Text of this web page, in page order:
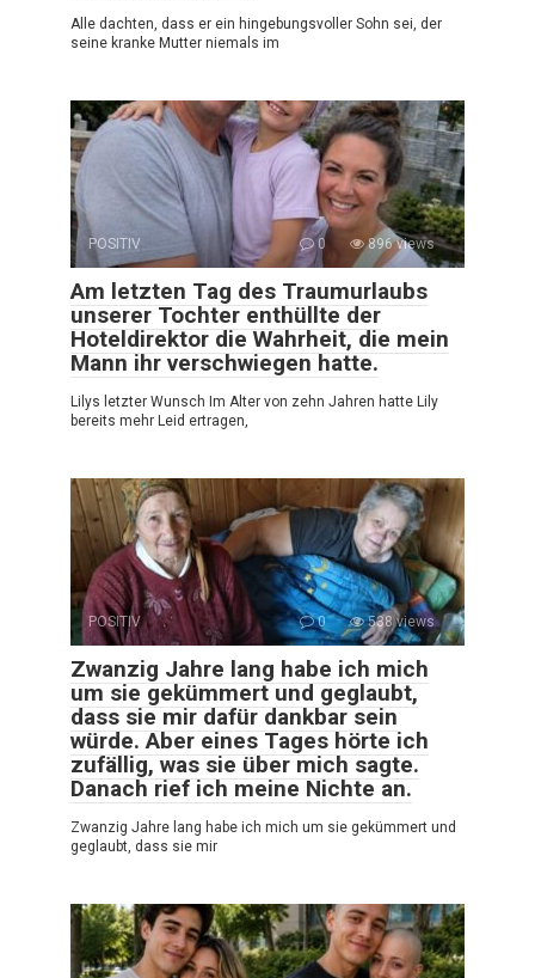
Alle dachten, dass er ein hingebungsvoller Sohn sei, der
seine kranke Mutter niemals im
POSITIV 0 896 views
Am letzten Tag des Traumurlaubs
unserer Tochter enthüllte der
Hoteldirektor die Wahrheit, die mein
Mann ihr verschwiegen hatte.
Lilys letzter Wunsch Im Alter von zehn Jahren hatte Lily
bereits mehr Leid ertragen,
POSITIV 0 538 views
Zwanzig Jahre lang habe ich mich
um sie gekümmert und geglaubt,
dass sie mir dafür dankbar sein
würde. Aber eines Tages hörte ich
zufällig, was sie über mich sagte.
Danach rief ich meine Nichte an.
Zwanzig Jahre lang habe ich mich um sie gekümmert und
geglaubt, dass sie mir